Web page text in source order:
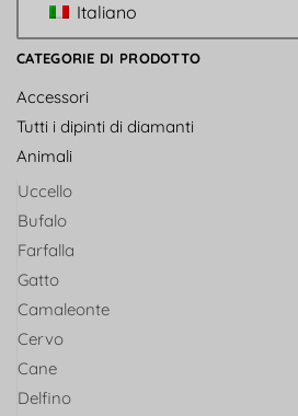
Italiano
CATEGORIE DI PRODOTTO
Accessori
Tutti i dipinti di diamanti
Animali
Uccello
Bufalo
Farfalla
Gatto
Camaleonte
Cervo
Cane
Delfino